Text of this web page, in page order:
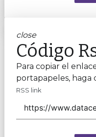
close
Código
Para copiar el
portapapeles, haga
RSS link